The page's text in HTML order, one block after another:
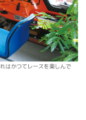
はかつてレースを楽しんで